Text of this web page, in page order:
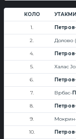
КОЛО
1.
2. Долово
4.
5. Халас
6.
7. Врбас-
8.
9.
10.